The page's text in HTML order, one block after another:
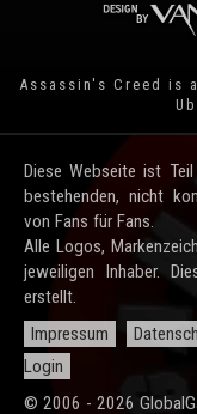
Assassin's Creed is
Diese Webseite ist Teil
bestehenden, nicht
von Fans für Fans.
Alle Logos,
jeweiligen Inhaber.
erstellt.
Impressum
Login
© 2006 - 2026